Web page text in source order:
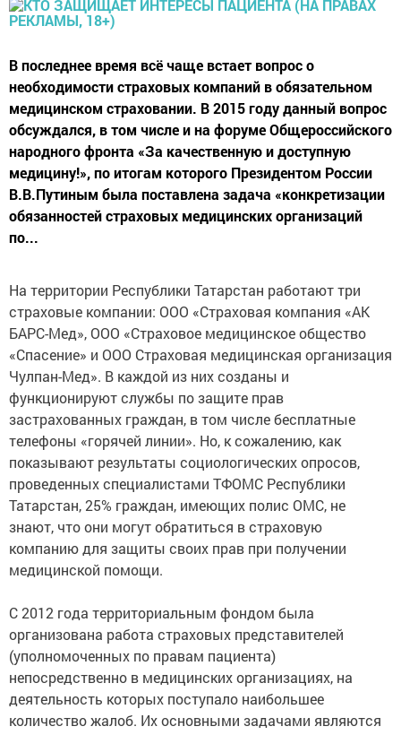
В последнее время всё чаще встает вопрос о
необходимости страховых компаний в обязательном
медицинском страховании. В 2015 году данный вопрос
обсуждался, в том числе и на форуме Общероссийского
народного фронта «За качественную и доступную
медицину!», по итогам которого Президентом России
В.В.Путиным была поставлена задача «конкретизации
обязанностей страховых медицинских организаций
по...
На территории Республики Татарстан работают три
страховые компании: ООО «Страховая компания «АК
БАРС-Мед», ООО «Страховое медицинское общество
«Спасение» и ООО Страховая медицинская организация
Чулпан-Мед». В каждой из них созданы и
функционируют службы по защите прав
застрахованных граждан, в том числе бесплатные
телефоны «горячей линии». Но, к сожалению, как
показывают результаты социологических опросов,
проведенных специалистами ТФОМС Республики
Татарстан, 25% граждан, имеющих полис ОМС, не
знают, что они могут обратиться в страховую
компанию для защиты своих прав при получении
медицинской помощи.
С 2012 года территориальным фондом была
организована работа страховых представителей
(уполномоченных по правам пациента)
непосредственно в медицинских организациях, на
деятельность которых поступало наибольшее
количество жалоб. Их основными задачами являются